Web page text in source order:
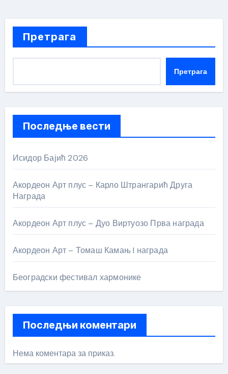
Претрага
Претрага
Последње вести
Исидор Бајић 2026
Акордеон Арт плус – Карло Штрангарић Друга
Награда
Акордеон Арт плус – Дуо Виртуозо Прва награда
Акордеон Арт – Томаш Камањ I награда
Београдски фестивал хармонике
Последњи коментари
Нема коментара за приказ.